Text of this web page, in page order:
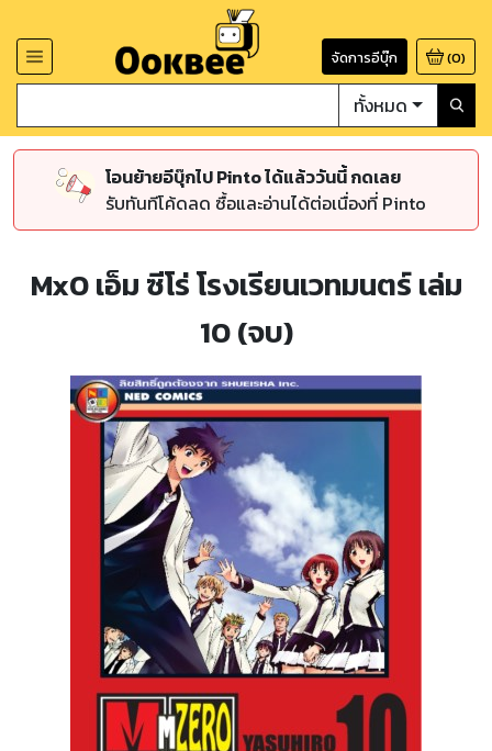
จัดการอีบุ๊ก (0)
ทั้งหมด
โอนย้ายอีบุ๊กไป Pinto ได้แล้ววันนี้ กดเลย
รับทันทีโค้ดลด ซื้อและอ่านได้ต่อเนื่องที่ Pinto
Mx0 เอ็ม ซีโร่ โรงเรียนเวทมนตร์ เล่ม
10 (จบ)